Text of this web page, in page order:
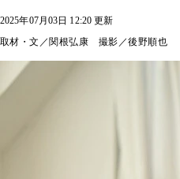
2025年07月03日 12:20 更新
取材・文／関根弘康 撮影／後野順也